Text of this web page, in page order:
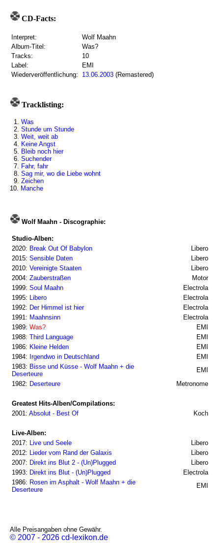
CD-Facts:
Interpret:
Wolf Maahn
Album-Titel:
Was?
Tracks:
10
Label:
EMI
Wiederveröffentlichung:
13.06.2003 (Remastered)
Tracklisting:
1. Was
2. Stunde um Stunde
3. Weit, weit ab
4. Keine Angst
5. Bleib noch hier
6. Suchender
7. Fahr, fahr
8. Sag mir, wo die Liebe wohnt
9. Zeichen
10. Manche
Wolf Maahn - Discographie:
Studio-Alben:
2020: Break Out Of Babylon
Libero
2015: Sensible Daten
Libero
2010: Vereinigte Staaten
Libero
2004: Zauberstraßen
Motor
1999: Soul Maahn
Electrola
1995: Libero
Electrola
1992: Der Himmel ist hier
Electrola
1991: Maahnsinn
Electrola
1989: Was?
EMI
1988: Third Language
EMI
1986: Kleine Helden
EMI
1984: Irgendwo in Deutschland
EMI
1983: Bisse und Küsse - Wolf Maahn + die
Deserteure
EMI
1982: Deserteure Metronome
Greatest Hits-Alben/Compilations:
2001: Absolut - Best Of Koch
Live-Alben:
2017: Live und Seele
Libero
2012: Lieder vom Rand der Galaxis
Libero
2007: Direkt ins Blut 2 - (Un)Plugged
Libero
1993: Direkt ins Blut - (Un)Plugged
Electrola
1986: Rosen im Asphalt - Wolf Maahn + die
Deserteure
EMI
Alle Preisangaben ohne Gewähr.
© 2007 - 2026 cd-lexikon.de